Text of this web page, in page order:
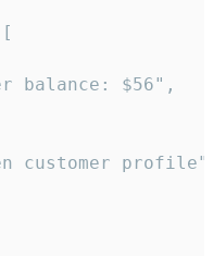
balance: $56",
customer